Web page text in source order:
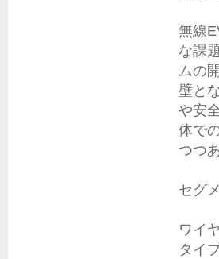
無線
な課
ムの
壁と
や安
体で
つつ
セグ
ワイ
タイ